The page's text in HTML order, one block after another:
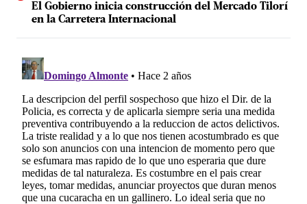
El Gobierno inicia construcción del Mercado Tilorí
en la Carretera Internacional